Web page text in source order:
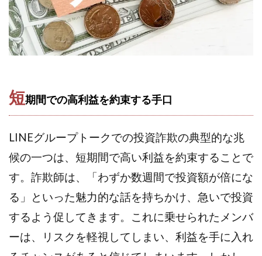
短期間での高利益を約束する手口
LINEグループトークでの投資詐欺の典型的な兆
候の一つは、短期間で高い利益を約束することで
す。詐欺師は、「わずか数週間で投資額が倍にな
る」といった魅力的な話を持ちかけ、急いで投資
するよう促してきます。これに乗せられたメンバ
ーは、リスクを軽視してしまい、利益を手に入れ
chokoっと
CIEL(シエル)
CM再生で100万円!
CONNECT(コネクト)
dagen
Dan.Inoue(ダン イノウエ)
EXIT MONEY(イグジットマネー)
expand 副業紹介事務局
FCシステム
feppiness株式会社
Finance Life(ファイナンスライフ)
BTC FIRE(ビットファイヤ)
BPOINT
folio Co. Ltd.
ADVANCE(アドバンス)
【公式】パンド・ラミ
000万～1億を誰でも目指せる!
000円をGET